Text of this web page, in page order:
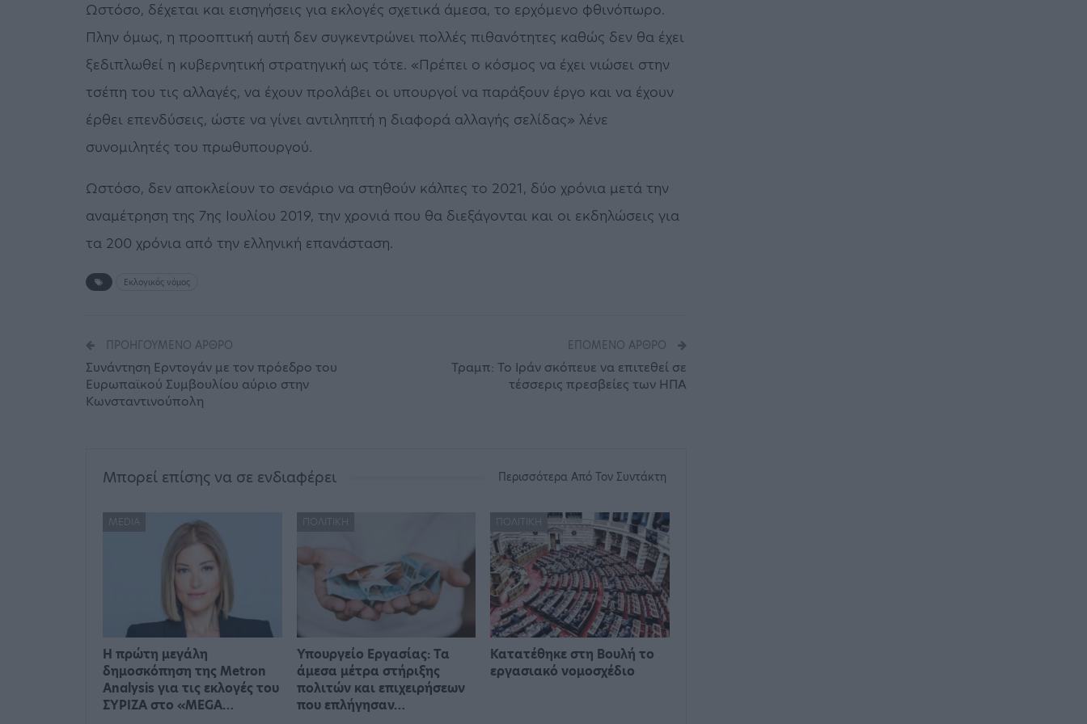
Ωστόσο, δέχεται και εισηγήσεις για εκλογές σχετικά άμεσα, το ερχόμενο φθινόπωρο.
Πλην όμως, η προοπτική αυτή δεν συγκεντρώνει πολλές πιθανότητες καθώς δεν θα έχει
ξεδιπλωθεί η κυβερνητική στρατηγική ως τότε. «Πρέπει ο κόσμος να έχει νιώσει στην
τσέπη του τις αλλαγές, να έχουν προλάβει οι υπουργοί να παράξουν έργο και να έχουν
έρθει επενδύσεις, ώστε να γίνει αντιληπτή η διαφορά αλλαγής σελίδας» λένε
συνομιλητές του πρωθυπουργού.
Ωστόσο, δεν αποκλείουν το σενάριο να στηθούν κάλπες το 2021, δύο χρόνια μετά την
αναμέτρηση της 7ης Ιουλίου 2019, την χρονιά που θα διεξάγονται και οι εκδηλώσεις για
τα 200 χρόνια από την ελληνική επανάσταση.
Εκλογικός νόμος
ΠΡΟΗΓΟΎΜΕΝΟ ΆΡΘΡΟ
Συνάντηση Ερντογάν με τον πρόεδρο του
Ευρωπαϊκού Συμβουλίου αύριο στην
Κωνσταντινούπολη
ΕΠΌΜΕΝΟ ΆΡΘΡΟ
Τραμπ: Το Ιράν σκόπευε να επιτεθεί σε
τέσσερις πρεσβείες των ΗΠΑ
Μπορεί επίσης να σε ενδιαφέρει Περισσότερα Από Τον Συντάκτη
MEDIA
Η πρώτη μεγάλη
δημοσκόπηση της Metron
Analysis για τις εκλογές του
ΣΥΡΙΖΑ στο «MEGA…
ΠΟΛΙΤΙΚΉ
Υπουργείο Εργασίας: Τα
άμεσα μέτρα στήριξης
πολιτών και επιχειρήσεων
που επλήγησαν…
ΠΟΛΙΤΙΚΉ
Κατατέθηκε στη Βουλή το
εργασιακό νομοσχέδιο